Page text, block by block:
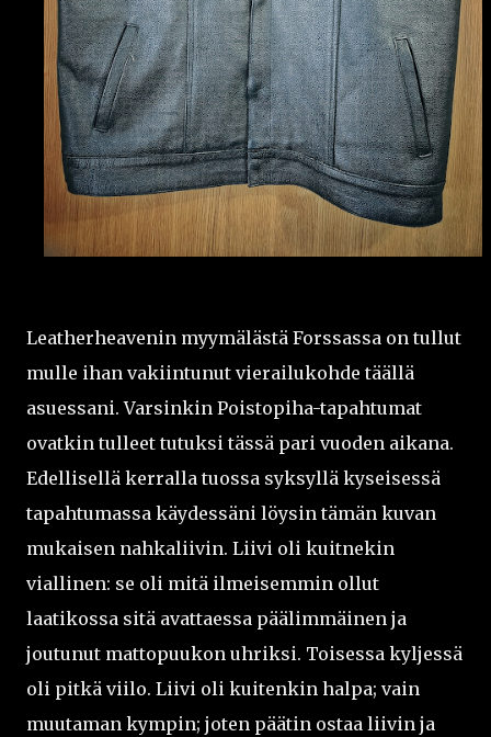
Leatherheavenin myymälästä Forssassa on tullut
mulle ihan vakiintunut vierailukohde täällä
asuessani. Varsinkin Poistopiha-tapahtumat
ovatkin tulleet tutuksi tässä pari vuoden aikana.
Edellisellä kerralla tuossa syksyllä kyseisessä
tapahtumassa käydessäni löysin tämän kuvan
mukaisen nahkaliivin. Liivi oli kuitnekin
viallinen: se oli mitä ilmeisemmin ollut
laatikossa sitä avattaessa päälimmäinen ja
joutunut mattopuukon uhriksi. Toisessa kyljessä
oli pitkä viilo. Liivi oli kuitenkin halpa; vain
muutaman kympin; joten päätin ostaa liivin ja